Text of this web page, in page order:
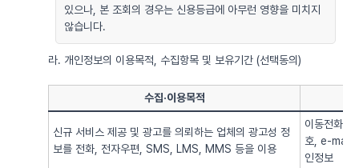
있으나, 본 조회의 경우는 신용등급에 아무런 영향을 미치지
않습니다.
라. 개인정보의 이용목적, 수집항목 및 보유기간 (선택동의)
수집·이용목적
신규 서비스 제공 및 광고를 의뢰하는 업체의 광고성 정
보를 전화, 전자우편, SMS, LMS, MMS 등을 이용
이동전화번
호, e-mail,
인정보